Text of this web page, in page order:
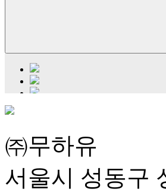
㈜무하유
서울시 성동구